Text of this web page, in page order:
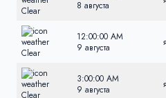
8 августа
12:00:00 AM
9 августа
3:00:00 AM
9 августа